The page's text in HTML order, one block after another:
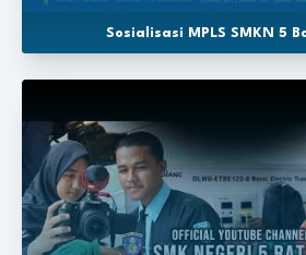
Sosialisasi MPLS SMKN 5